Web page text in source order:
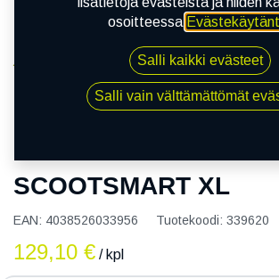
110/70-13 54S DUNLOP
SCOOTSMART XL
EAN: 4038526033956 Tuotekoodi: 339620
129,10 € / kpl
osoitteessa
Salli kaikki evästeet
Salli vain välttämättömät